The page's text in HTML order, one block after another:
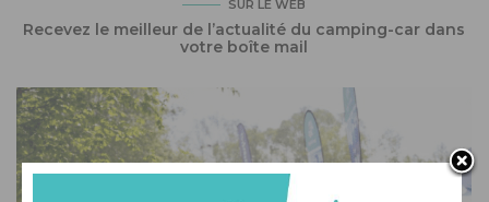
SUR LE WEB
Recevez le meilleur de l’actualité du camping-car dans
votre boîte mail